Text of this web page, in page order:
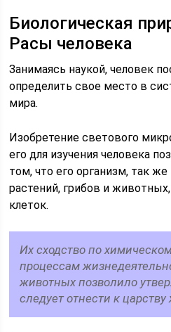
Биологическая
Расы человека
Занимаясь наукой, человек
определить свое место в
мира.
Изобретение светового
его для изучения человека
том, что его организм, так
растений, грибов и
клеток.
Их сходство по
процессам
животных позволило
следует отнести к